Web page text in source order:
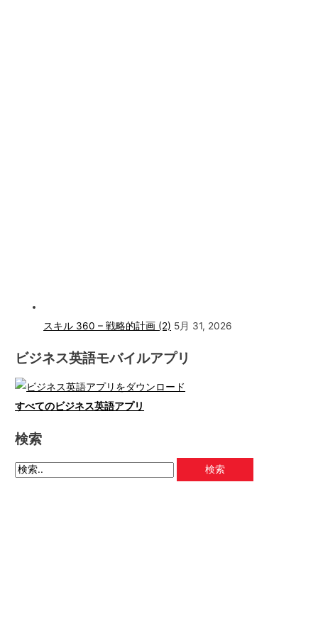
スキル 360 – 戦略的計画 (2) 5月 31, 2026
ビジネス英語モバイルアプリ
すべてのビジネス英語アプリ
検索